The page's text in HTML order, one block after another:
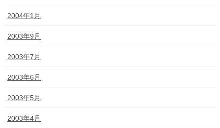
2004年1月
2003年9月
2003年7月
2003年6月
2003年5月
2003年4月